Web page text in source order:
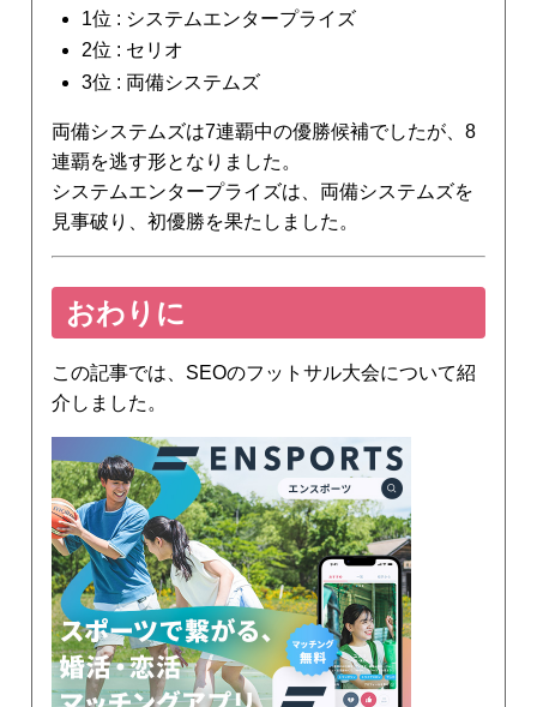
1位 : システムエンタープライズ
2位 : セリオ
3位 : 両備システムズ
両備システムズは7連覇中の優勝候補でしたが、8
連覇を逃す形となりました。
システムエンタープライズは、両備システムズを
見事破り、初優勝を果たしました。
おわりに
この記事では、SEOのフットサル大会について紹
介しました。